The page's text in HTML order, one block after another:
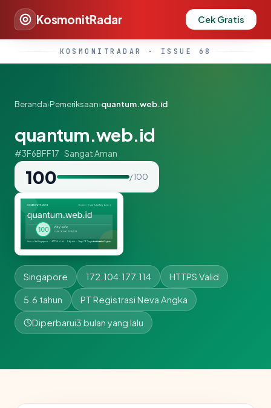
KosmonitRadar Cek Gratis
KOSMONITRADAR · ISSUE 68
Beranda›Pemeriksaan›quantum.web.id
quantum.web.id
#3F6BFF17 · Sangat Aman
100 / 100
Singapore 172.104.177.114 HTTPS Valid
5.6 tahun PT Registrasi Neva Angka
Diperbarui3 bulan yang lalu